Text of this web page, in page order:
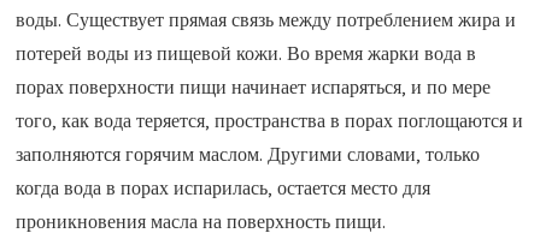
воды. Существует прямая связь между потреблением жира и
потерей воды из пищевой кожи. Во время жарки вода в
порах поверхности пищи начинает испаряться, и по мере
того, как вода теряется, пространства в порах поглощаются и
заполняются горячим маслом. Другими словами, только
когда вода в порах испарилась, остается место для
проникновения масла на поверхность пищи.